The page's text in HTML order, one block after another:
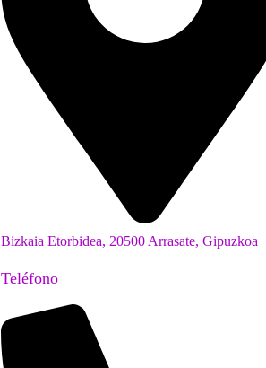
Bizkaia Etorbidea, 20500 Arrasate, Gipuzkoa
Teléfono